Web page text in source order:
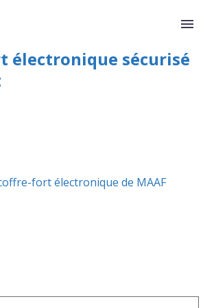
à ses clients un
électronique sécurisé
fort électronique de MAAF